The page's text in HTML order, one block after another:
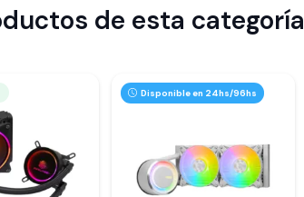
de esta categoría
Disponible en 24hs/96hs